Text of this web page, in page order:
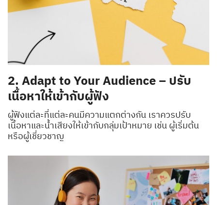
2. Adapt to Your Audience – ปรับ
เนื้อหาให้เข้ากับผู้ฟัง
ผู้ฟังแต่ละที่แต่ละคนมีความแตกต่างกัน เราควรปรับ
เนื้อหาและน้ำเสียงให้เข้ากับกลุ่มเป้าหมาย เช่น ผู้เริ่มต้น
หรือผู้เชี่ยวชาญ